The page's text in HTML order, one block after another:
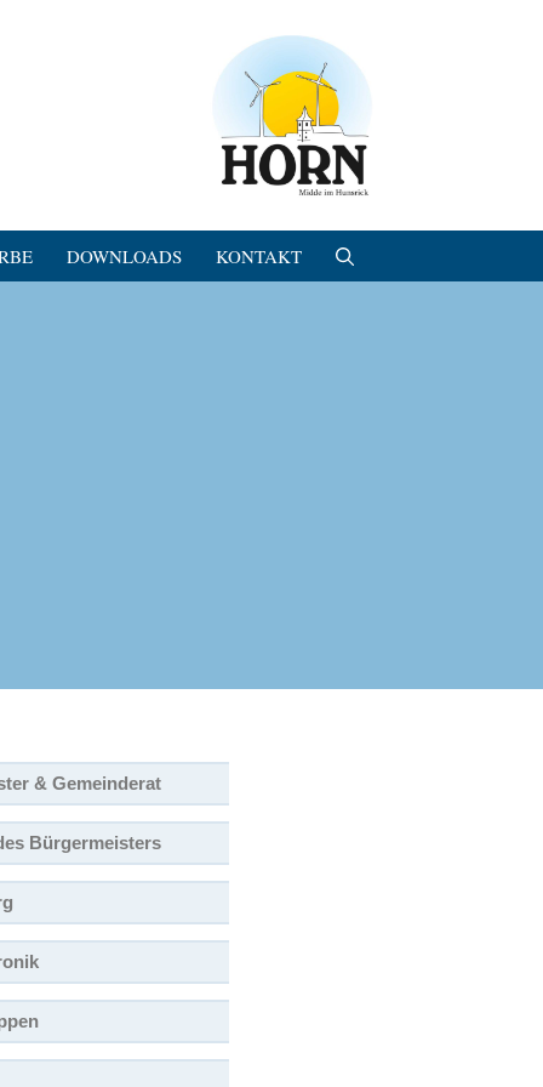
DOWNLOADS KONTAKT
& Gemeinderat
Bürgermeisters